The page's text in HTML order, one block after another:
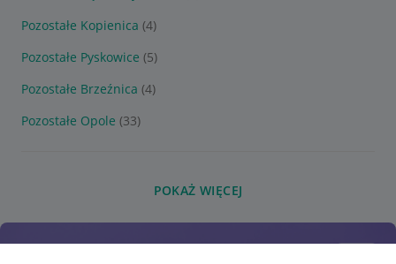
Pozostałe Kopienica (4)
Pozostałe Pyskowice (5)
Pozostałe Brzeźnica (4)
Pozostałe Opole (33)
POKAŻ WIĘCEJ